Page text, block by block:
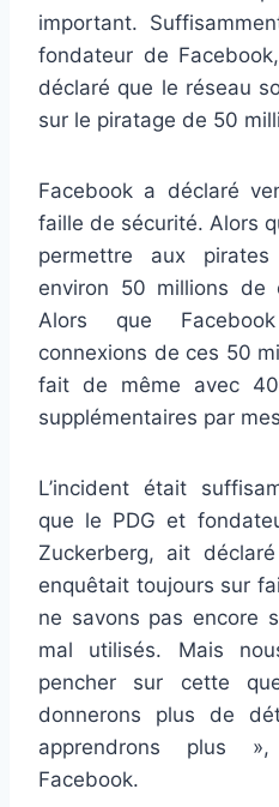
important.
fondateur de
déclaré que le réseau
sur le piratage de 50
Facebook a déclaré
faille de sécurité. Alors
permettre aux
environ 50 millions de
Alors que
connexions de ces 50
fait de même avec
supplémentaires par
L’incident était
que le PDG et
Zuckerberg, ait
enquêtait toujours sur
ne savons pas encore
mal utilisés. Mais
pencher sur cette
donnerons plus de
apprendrons plus
Facebook.